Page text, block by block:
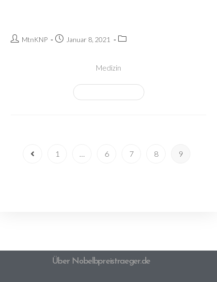
MtnKNP Januar 8, 2021
Medizin
1 … 6 7 8 9
Über Nobelbpreistraeger.de